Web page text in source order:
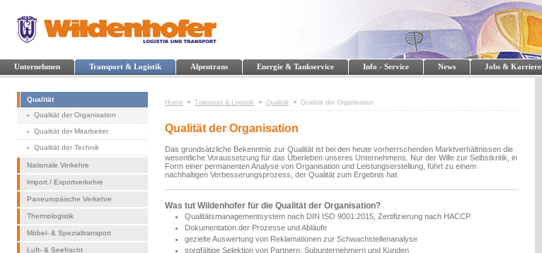
Unternehmen Transport & Logistik Alpentrans Energie & Tankservice Info - Service News Jobs & Karriere
Qualität
Qualität der Organisation
Qualität der Mitarbeiter
Qualität der Technik
Nationale Verkehre
Import / Exportverkehre
Paneuropäische Verkehre
Thermologistik
Möbel- & Spezialtransport
Luft- & Seefracht
Home Transport & Logistik Qualität Qualität der Organisation
Qualität der Organisation
Das grundsätzliche Bekenntnis zur Qualität ist bei den heute vorherrschenden Marktverhältnissen die
wesentliche Voraussetzung für das Überleben unseres Unternehmens. Nur der Wille zur Selbstkritik, in
Form einer permanenten Analyse von Organisation und Leistungserstellung, führt zu einem
nachhaltigen Verbesserungsprozess, der Qualität zum Ergebnis hat.
Was tut Wildenhofer für die Qualität der Organisation?
Qualitätsmanagementsystem nach DIN ISO 9001:2015, Zertifizierung nach HACCP
Dokumentation der Prozesse und Abläufe
gezielte Auswertung von Reklamationen zur Schwachstellenanalyse
sorgfältige Selektion von Partnern, Subunternehmern und Kunden